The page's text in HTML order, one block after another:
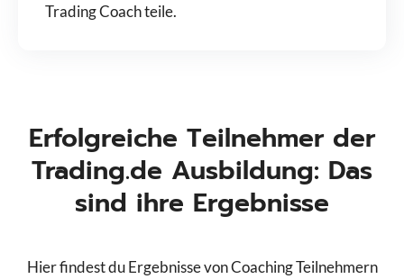
Trading Coach teile.
Erfolgreiche Teilnehmer der
Trading.de Ausbildung: Das
sind ihre Ergebnisse
Hier findest du Ergebnisse von Coaching Teilnehmern